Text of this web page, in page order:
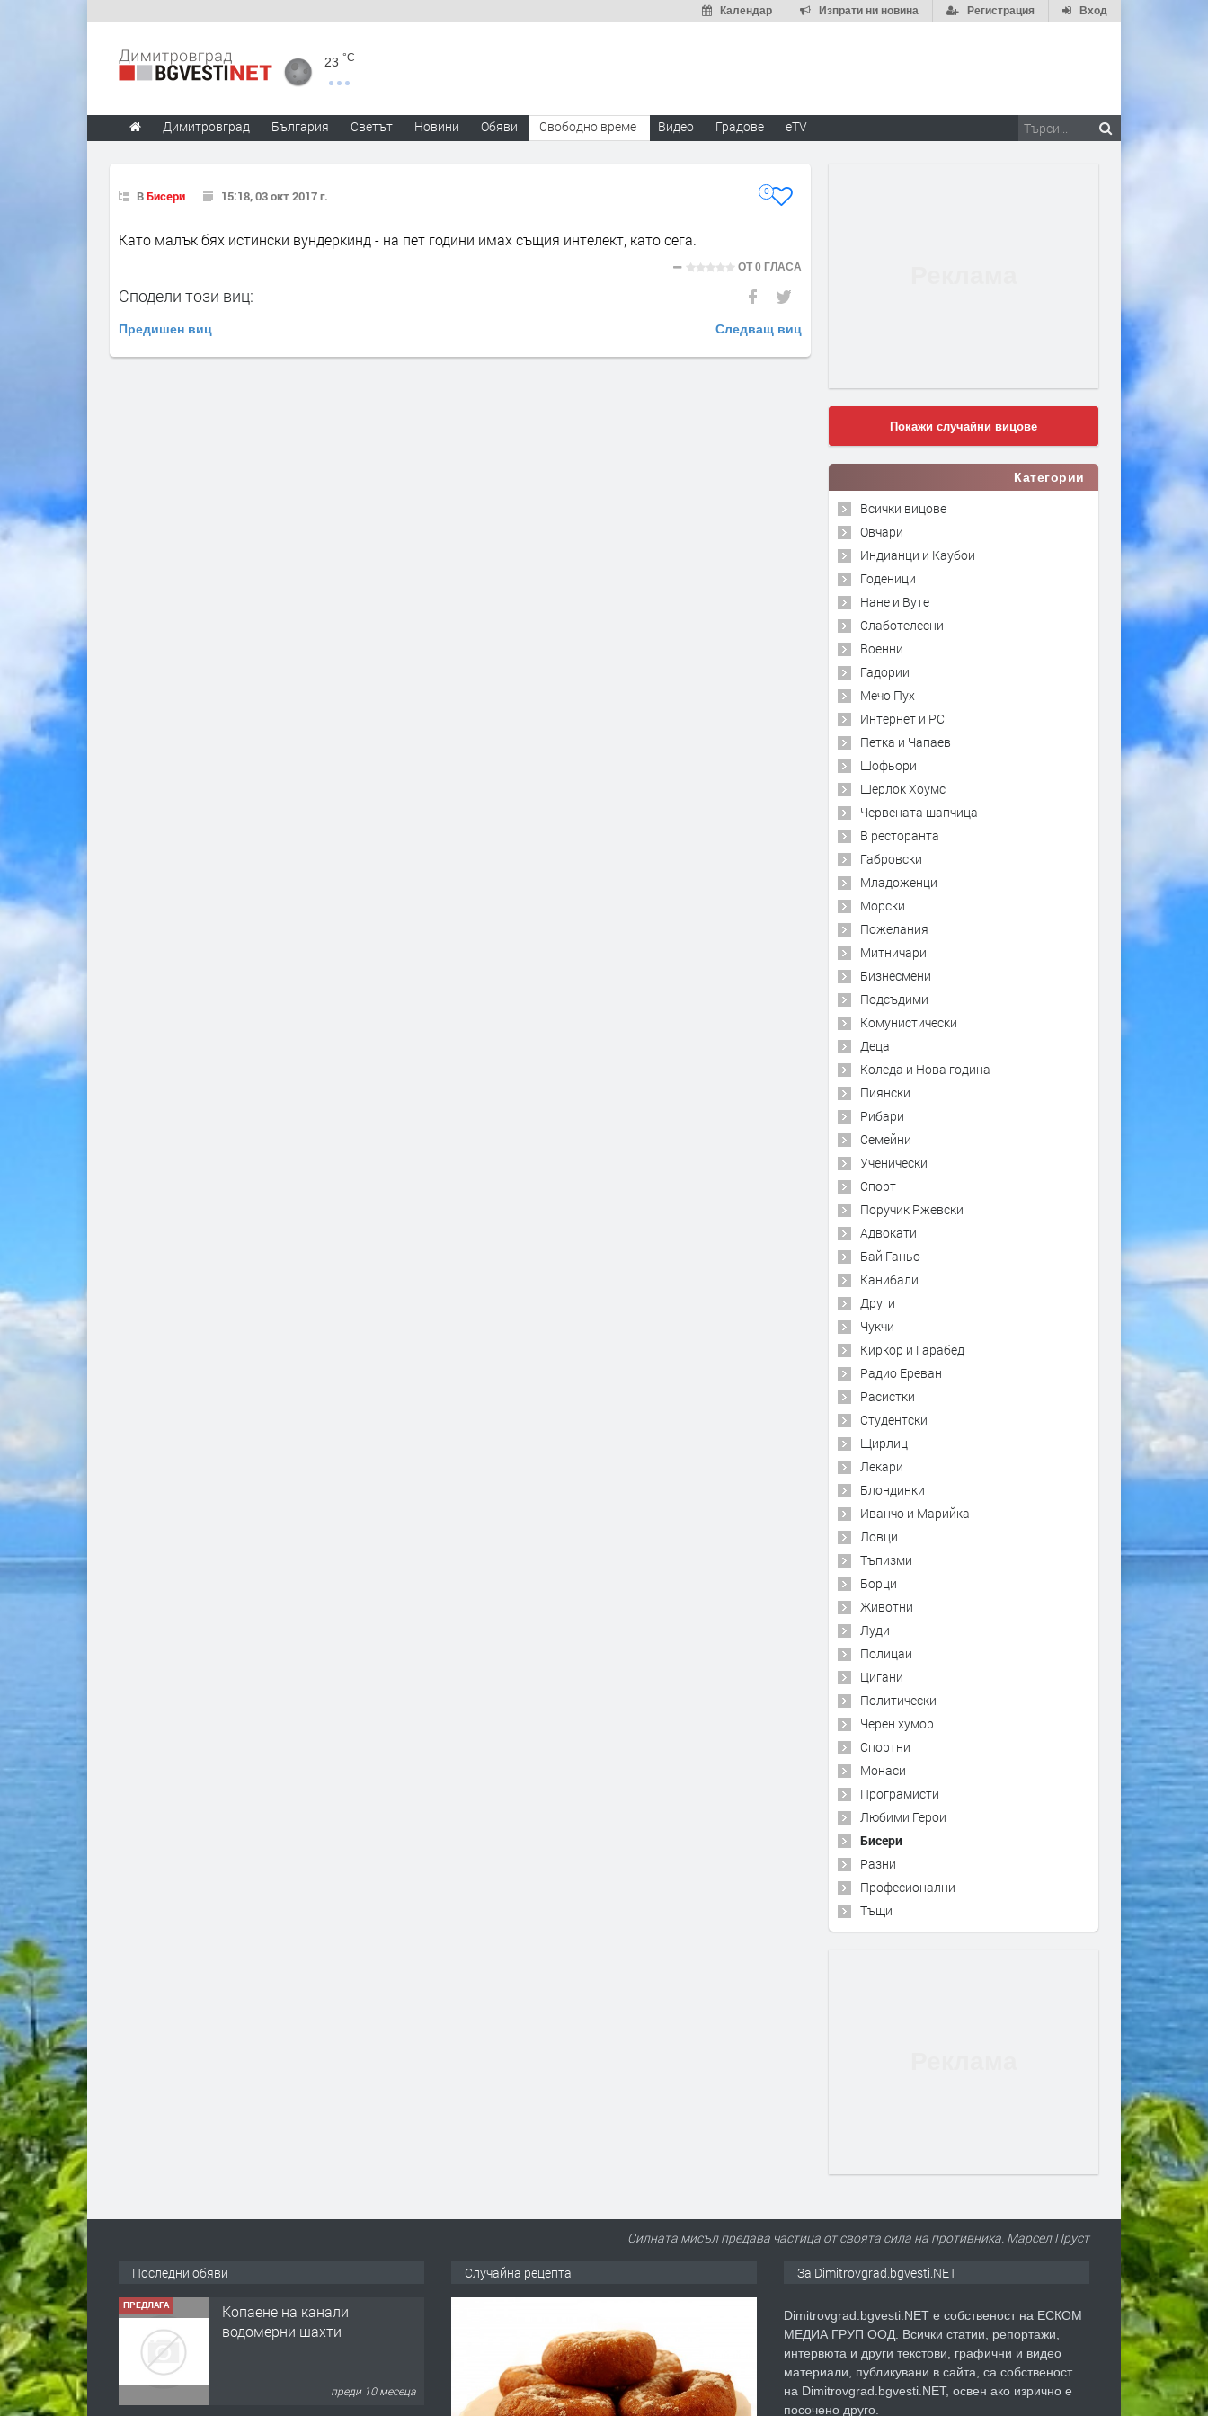
Вход
Регистрация
Изпрати ни новина
Календар
23 °C
Димитровград България Светът Новини Обяви Свободно време Видео Градове eTV
ВБисери 15:18, 03 окт 2017 г. 0
Като малък бях истински вундеркинд - на пет години имах същия интелект, като сега.
ОТ0 ГЛАСА
Сподели този виц:
Предишен виц Следващ виц
Покажи случайни вицове
Категории
Всички вицове
Овчари
Индианци и Каубои
Годеници
Нане и Вуте
Слаботелесни
Военни
Гадории
Мечо Пух
Интернет и PC
Петка и Чапаев
Шофьори
Шерлок Хоумс
Червената шапчица
В ресторанта
Габровски
Младоженци
Морски
Пожелания
Митничари
Бизнесмени
Подсъдими
Комунистически
Деца
Коледа и Нова година
Пиянски
Рибари
Семейни
Ученически
Спорт
Поручик Ржевски
Адвокати
Бай Ганьо
Канибали
Други
Чукчи
Киркор и Гарабед
Радио Ереван
Расистки
Студентски
Щирлиц
Лекари
Блондинки
Иванчо и Марийка
Ловци
Тъпизми
Борци
Животни
Луди
Полицаи
Цигани
Политически
Черен хумор
Спортни
Монаси
Програмисти
Любими Герои
Бисери
Разни
Професионални
Тъщи
Силната мисъл предава частица от своята сила на противника. Марсел Пруст
Последни обяви
ПРЕДЛАГА
Копаене на канали
водомерни шахти
преди 10 месеца
Случайна рецепта За Dimitrovgrad.bgvesti.NET
Dimitrovgrad.bgvesti.NET е собственост на ЕСКОМ
МЕДИА ГРУП ООД. Всички статии, репортажи,
интервюта и други текстови, графични и видео
материали, публикувани в сайта, са собственост
на Dimitrovgrad.bgvesti.NET, освен ако изрично е
посочено друго.